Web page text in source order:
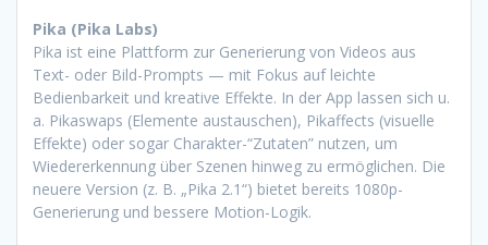
Pika (Pika Labs)
Pika ist eine Plattform zur Generierung von Videos aus
Text- oder Bild-Prompts — mit Fokus auf leichte
Bedienbarkeit und kreative Effekte. In der App lassen sich u.
a. Pikaswaps (Elemente austauschen), Pikaffects (visuelle
Effekte) oder sogar Charakter-“Zutaten” nutzen, um
Wiedererkennung über Szenen hinweg zu ermöglichen. Die
neuere Version (z. B. „Pika 2.1“) bietet bereits 1080p-
Generierung und bessere Motion-Logik.